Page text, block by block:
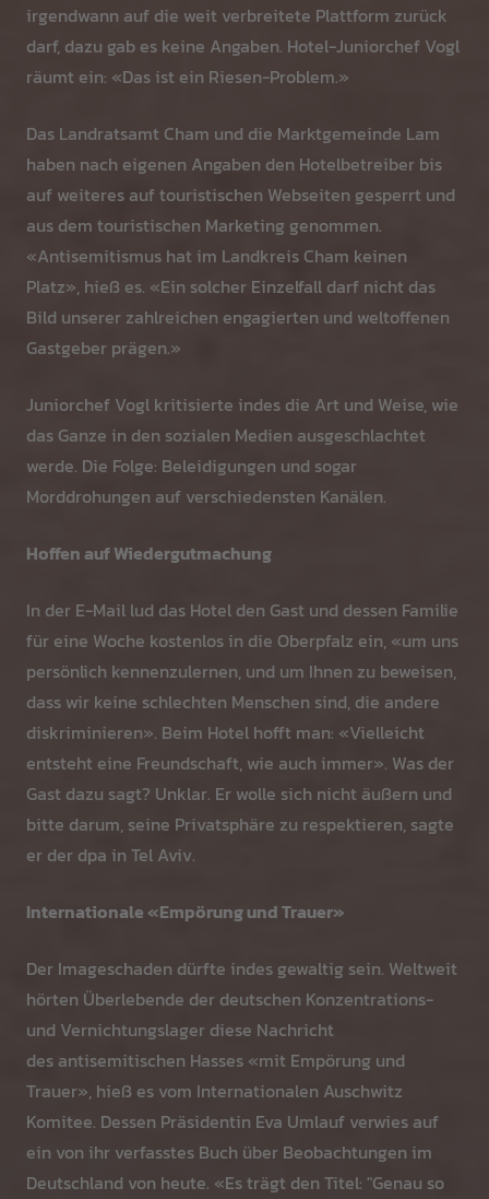
irgendwann auf die weit verbreitete Plattform zurück
darf, dazu gab es keine Angaben. Hotel-Juniorchef Vogl
räumt ein: «Das ist ein Riesen-Problem.»
Das Landratsamt Cham und die Marktgemeinde Lam
haben nach eigenen Angaben den Hotelbetreiber bis
auf weiteres auf touristischen Webseiten gesperrt und
aus dem touristischen Marketing genommen.
«Antisemitismus hat im Landkreis Cham keinen
Platz», hieß es. «Ein solcher Einzelfall darf nicht das
Bild unserer zahlreichen engagierten und weltoffenen
Gastgeber prägen.»
Juniorchef Vogl kritisierte indes die Art und Weise, wie
das Ganze in den sozialen Medien ausgeschlachtet
werde. Die Folge: Beleidigungen und sogar
Morddrohungen auf verschiedensten Kanälen.
Hoffen auf Wiedergutmachung
In der E-Mail lud das Hotel den Gast und dessen Familie
für eine Woche kostenlos in die Oberpfalz ein, «um uns
persönlich kennenzulernen, und um Ihnen zu beweisen,
dass wir keine schlechten Menschen sind, die andere
diskriminieren». Beim Hotel hofft man: «Vielleicht
entsteht eine Freundschaft, wie auch immer». Was der
Gast dazu sagt? Unklar. Er wolle sich nicht äußern und
bitte darum, seine Privatsphäre zu respektieren, sagte
er der dpa in Tel Aviv.
Internationale «Empörung und Trauer»
Der Imageschaden dürfte indes gewaltig sein. Weltweit
hörten Überlebende der deutschen Konzentrations-
und Vernichtungslager diese Nachricht
des antisemitischen Hasses «mit Empörung und
Trauer», hieß es vom Internationalen Auschwitz
Komitee. Dessen Präsidentin Eva Umlauf verwies auf
ein von ihr verfasstes Buch über Beobachtungen im
Deutschland von heute. «Es trägt den Titel: "Genau so